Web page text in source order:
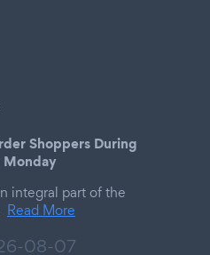
Shoppers During
integral part of the
Read More
08-07